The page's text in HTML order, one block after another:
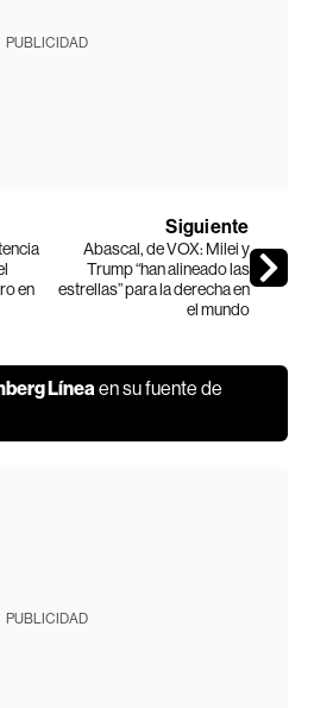
PUBLICIDAD
en
Siguiente
Abascal, de VOX: Milei y
Trump “han alineado las
estrellas” para la derecha en
el mundo
Línea en su fuente de
PUBLICIDAD